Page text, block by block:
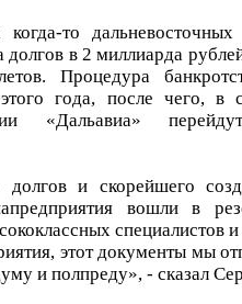
то
долгов в 2 миллиарда
Процедура
года, после чего, в
«Дальавиа»
долгов и скорейшего
вошли в
специалистов
этот документы мы
и полпреду», - сказал